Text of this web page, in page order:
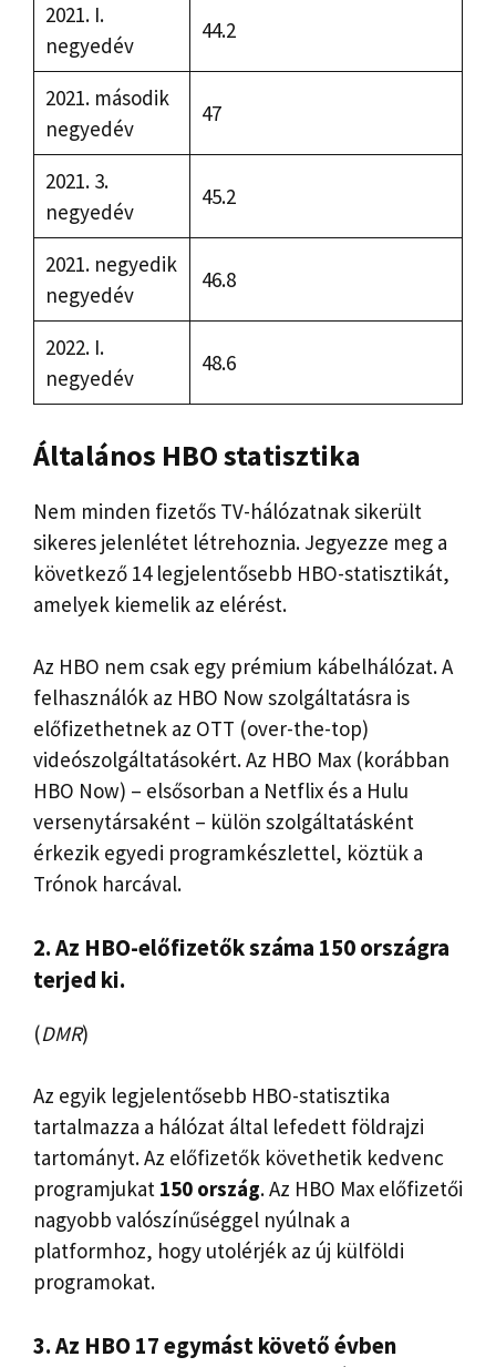
2021. I.
negyedév
44.2
2021. második
negyedév
47
2021. 3.
negyedév
45.2
2021. negyedik
negyedév
46.8
2022. I.
negyedév
48.6
Általános HBO statisztika
Nem minden fizetős TV-hálózatnak sikerült
sikeres jelenlétet létrehoznia. Jegyezze meg a
következő 14 legjelentősebb HBO-statisztikát,
amelyek kiemelik az elérést.
Az HBO nem csak egy prémium kábelhálózat. A
felhasználók az HBO Now szolgáltatásra is
előfizethetnek az OTT (over-the-top)
videószolgáltatásokért. Az HBO Max (korábban
HBO Now) – elsősorban a Netflix és a Hulu
versenytársaként – külön szolgáltatásként
érkezik egyedi programkészlettel, köztük a
Trónok harcával.
2. Az HBO-előfizetők száma 150 országra
terjed ki.
(DMR)
Az egyik legjelentősebb HBO-statisztika
tartalmazza a hálózat által lefedett földrajzi
tartományt. Az előfizetők követhetik kedvenc
programjukat 150 ország. Az HBO Max előfizetői
nagyobb valószínűséggel nyúlnak a
platformhoz, hogy utolérjék az új külföldi
programokat.
3. Az HBO 17 egymást követő évben